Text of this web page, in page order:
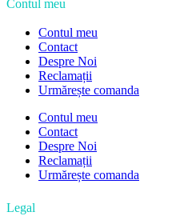
Contul meu
Contul meu
Contact
Despre Noi
Reclamații
Urmărește comanda
Contul meu
Contact
Despre Noi
Reclamații
Urmărește comanda
Legal